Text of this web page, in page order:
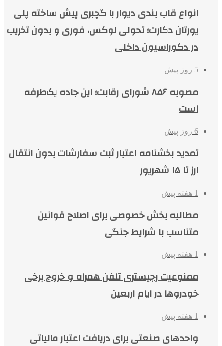
انواع قاب بندی دیوار با گچبری پیش ساخته پلی
یورتان دکارت؛ تحولی لوکس، فوری و بدون تخریب
در دکوراسیون داخلی
5 روز پیش
مصوبه ۸۵۶ شورای رقابت؛ این جاده یک‌طرفه
است
6 روز پیش
تمدید بخشنامه اعتبار ثبت سفارشات بدون انتقال
ارز تا ۱۵ شهریور
1 هفته پیش
مطالبه بخش خصوصی برای اصلاح قوانین
متناسب با شرایط جنگی
1 هفته پیش
ممنوعیت رجیستری تلفن همراه و خروج برخی
خودروها در ایام اربعین
1 هفته پیش
واحدهای صنعتی برای دریافت اعتبار مالیاتی